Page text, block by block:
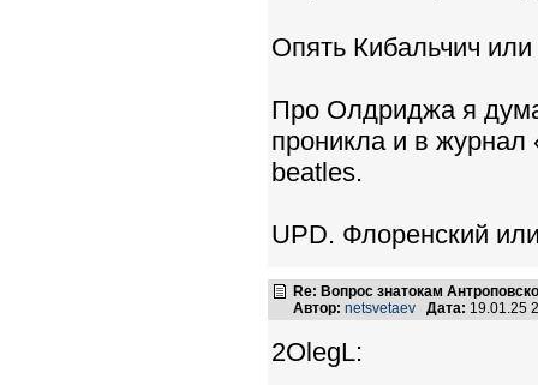
Опять Кибальчич
Про Олдриджа я
проникла и в журнал
beatles.
UPD. Флоренский
Re: Вопрос знатокам
Автор: netsvetaev Дата: 19.01.25
2OlegL: